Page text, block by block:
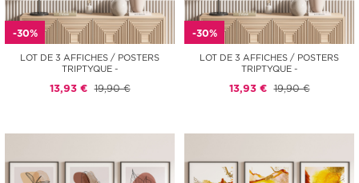
-30%
LOT DE 3 AFFICHES / POSTERS
TRIPTYQUE -
13,93 € 19,90 €
-30%
LOT DE 3 AFFICHES / POSTERS
TRIPTYQUE -
13,93 € 19,90 €